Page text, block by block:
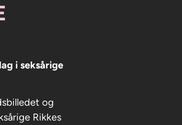
i seksårige
og
Rikkes